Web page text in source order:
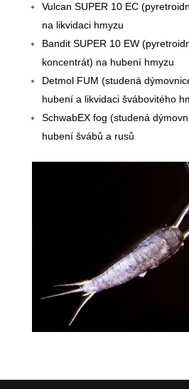
Vulcan SUPER 10 EC
na likvidaci hmyzu
Bandit SUPER 10 EW
koncentrát) na hubení hmyzu
Detmol FUM (studená
hubení a likvidaci švábovitého
SchwabEX fog (studená
hubení švábů a rusů